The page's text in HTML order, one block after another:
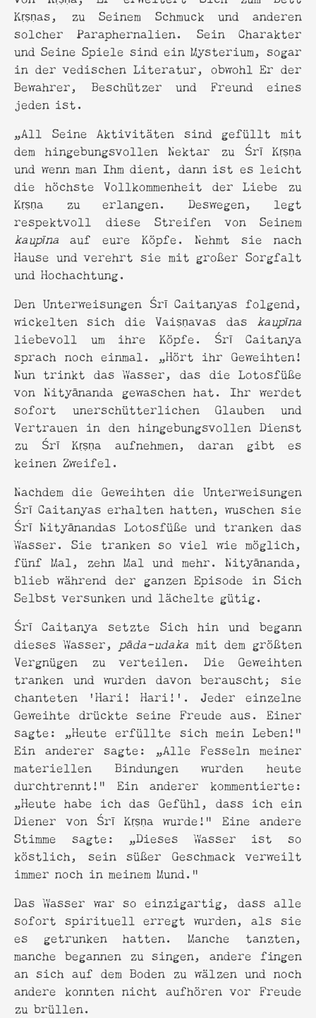
Kṛṣṇas, zu Seinem Schmuck und anderen
solcher Paraphernalien. Sein Charakter
und Seine Spiele sind ein Mysterium, sogar
in der vedischen Literatur, obwohl Er der
Bewahrer, Beschützer und Freund eines
jeden ist.
„All Seine Aktivitäten sind gefüllt mit
dem hingebungsvollen Nektar zu Śrī Kṛṣṇa
und wenn man Ihm dient, dann ist es leicht
die höchste Vollkommenheit der Liebe zu
Kṛṣṇa zu erlangen. Deswegen, legt
respektvoll diese Streifen von Seinem
kaupīna auf eure Köpfe. Nehmt sie nach
Hause und verehrt sie mit großer Sorgfalt
und Hochachtung.
Den Unterweisungen Śrī Caitanyas folgend,
wickelten sich die Vaiṣṇavas das kaupīna
liebevoll um ihre Köpfe. Śrī Caitanya
sprach noch einmal. „Hört ihr Geweihten!
Nun trinkt das Wasser, das die Lotosfüße
von Nityānanda gewaschen hat. Ihr werdet
sofort unerschütterlichen Glauben und
Vertrauen in den hingebungsvollen Dienst
zu Śrī Kṛṣṇa aufnehmen, daran gibt es
keinen Zweifel.
Nachdem die Geweihten die Unterweisungen
Śrī Caitanyas erhalten hatten, wuschen sie
Śrī Nityānandas Lotosfüße und tranken das
Wasser. Sie tranken so viel wie möglich,
fünf Mal, zehn Mal und mehr. Nityānanda,
blieb während der ganzen Episode in Sich
Selbst versunken und lächelte gütig.
Śrī Caitanya setzte Sich hin und begann
dieses Wasser, pāda-udaka mit dem größten
Vergnügen zu verteilen. Die Geweihten
tranken und wurden davon berauscht; sie
chanteten 'Hari! Hari!'. Jeder einzelne
Geweihte drückte seine Freude aus. Einer
sagte: „Heute erfüllte sich mein Leben!“
Ein anderer sagte: „Alle Fesseln meiner
materiellen Bindungen wurden heute
durchtrennt!“ Ein anderer kommentierte:
„Heute habe ich das Gefühl, dass ich ein
Diener von Śrī Kṛṣṇa wurde!“ Eine andere
Stimme sagte: „Dieses Wasser ist so
köstlich, sein süßer Geschmack verweilt
immer noch in meinem Mund.“
Das Wasser war so einzigartig, dass alle
sofort spirituell erregt wurden, als sie
es getrunken hatten. Manche tanzten,
manche begannen zu singen, andere fingen
an sich auf dem Boden zu wälzen und noch
andere konnten nicht aufhören vor Freude
zu brüllen.